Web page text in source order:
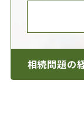
相続問題の